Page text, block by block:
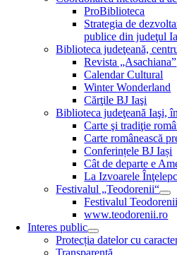
ProBiblioteca
Strategia de
publice din judeţul
Biblioteca judeţeană,
Revista „Asachiana”
Calendar Cultural
Winter Wonderland
Cărţile BJ Iaşi
Biblioteca judeţeană Iaşi,
Carte şi tradiţie
Carte românească
Conferințele BJ Iași
Cât de departe e
La Izvoarele
Festivalul „Teodorenii“
Festivalul Teodorenii
www.teodorenii.ro
Interes public
Protecția datelor cu